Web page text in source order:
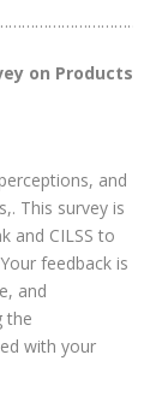
on Products
and
This survey is
and CILSS to
feedback is
and
the
with your